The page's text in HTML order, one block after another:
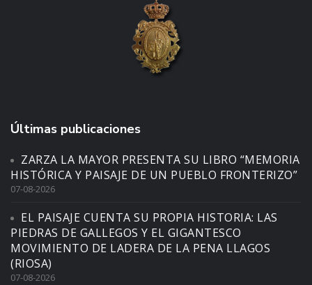
Últimas publicaciones
ZARZA LA MAYOR PRESENTA SU LIBRO “MEMORIA
HISTÓRICA Y PAISAJE DE UN PUEBLO FRONTERIZO”
07-08-2026
EL PAISAJE CUENTA SU PROPIA HISTORIA: LAS
PIEDRAS DE GALLEGOS Y EL GIGANTESCO
MOVIMIENTO DE LADERA DE LA PENA LLAGOS
(RIOSA)
07-08-2026